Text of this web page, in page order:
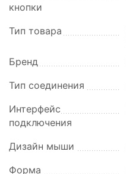
кнопки
Тип товара
Бренд
Тип соединения
Интерфейс
подключения
Дизайн мыши
Форма